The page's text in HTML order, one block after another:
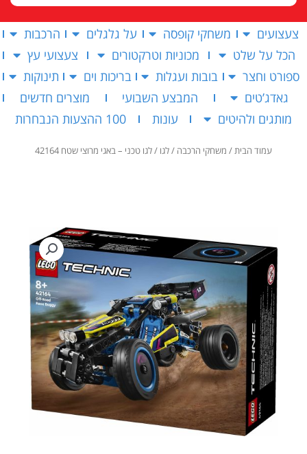
צעצועים משחקי קופסה על גלגלים
הרכבות
הכל על שלט
מכוניות וטרקטורים
צעצועי עץ
ספורט וחצר
בובות ועגלות בריכות וים
תינוקות
גאדג’טים
המבצע השבועי
מוצרים חדשים
מותגים ולהיטים
עונות 100 ההצעות הנבחרות
עמוד הבית/ משחקי הרכבה /לגו / לגו טכני – באגי מרוצי שטח 42164